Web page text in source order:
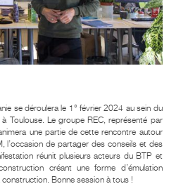
se déroulera le 1° février 2024 au sein du
Toulouse. Le groupe REC, représenté par
une partie de cette rencontre autour
l’occasion de partager des conseils et des
réunit plusieurs acteurs du BTP et
créant une forme d’émulation
Bonne session à tous !